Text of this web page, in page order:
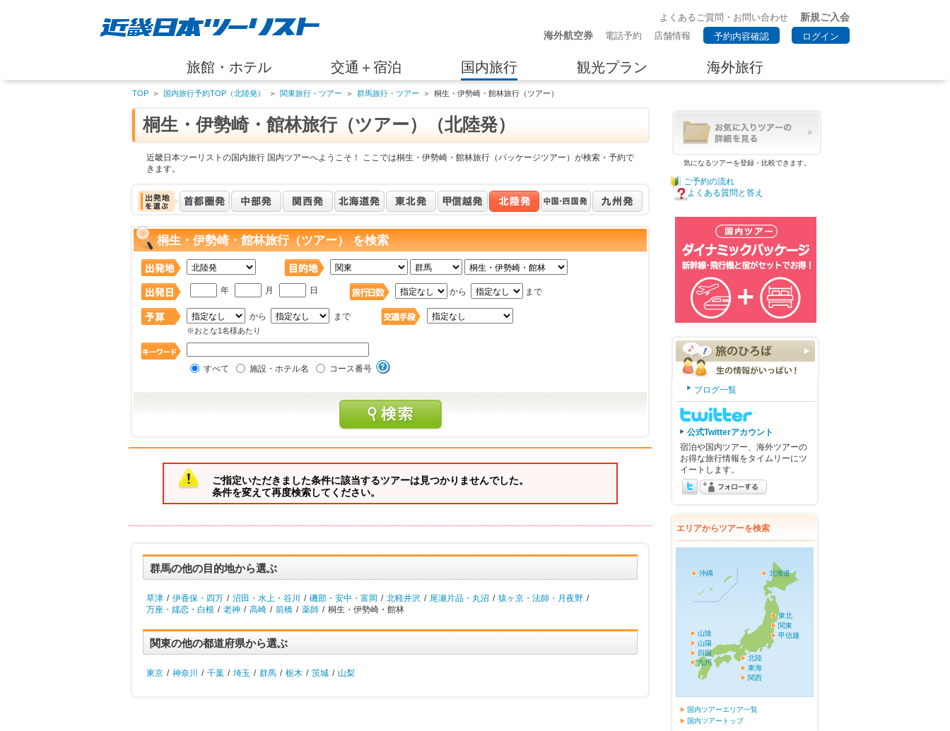
よくあるご質問・お問い合わせ
新規ご入会
海外航空券
電話予約 店舗情報 予約内容確認 ログイン
旅館・ホテル 交通＋宿泊 国内旅行 観光プラン 海外旅行
TOP ＞ 国内旅行予約TOP（北陸発） ＞ 関東旅行・ツアー ＞ 群馬旅行・ツアー ＞ 桐生・伊勢崎・館林旅行（ツアー）
桐生・伊勢崎・館林旅行（ツアー）（北陸発）
近畿日本ツーリストの国内旅行 国内ツアーへようこそ！ ここでは桐生・伊勢崎・館林旅行（パッケージツアー）が検索・予約で
きます。
桐生・伊勢崎・館林旅行（ツアー） を検索
年 月 日 から まで
から まで
※おとな1名様あたり
すべて 施設・ホテル名 コース番号
ご指定いただきました条件に該当するツアーは見つかりませんでした。
条件を変えて再度検索してください。
群馬の他の目的地から選ぶ
草津 / 伊香保・四万 / 沼田・水上・谷川 / 磯部・安中・富岡 / 北軽井沢 / 尾瀬片品・丸沼 / 猿ヶ京・法師・月夜野 /
万座・嬬恋・白根 / 老神 / 高崎 / 前橋 / 薬師 / 桐生・伊勢崎・館林
関東の他の都道府県から選ぶ
東京 / 神奈川 / 千葉 / 埼玉 / 群馬 / 栃木 / 茨城 / 山梨
気になるツアーを登録・比較できます。
ご予約の流れ
よくある質問と答え
ブログ一覧
公式Twitterアカウント
宿泊や国内ツアー、海外ツアーの
お得な旅行情報をタイムリーにツ
イートします。
エリアからツアーを検索
北海道
東北
関東
甲信越
北陸
東海
関西
山陰
山陽
四国
九州
沖縄
国内ツアーエリア一覧
国内ツアートップ